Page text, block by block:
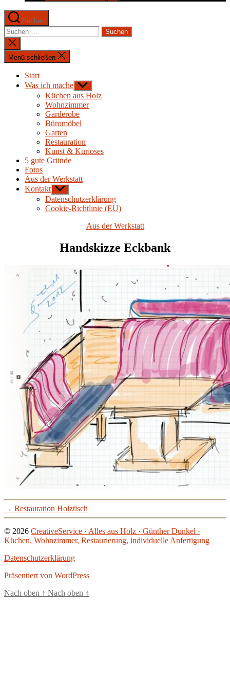
Suchen
Suchen
nach:
Suche
schließen
Menü schließen
Start
Was ich mache Untermenü
anzeigen
Küchen aus Holz
Wohnzimmer
Garderobe
Büromöbel
Garten
Restauration
Kunst & Kurioses
5 gute Gründe
Fotos
Aus der Werkstatt
Kontakt Untermenü
anzeigen
Datenschutzerklärung
Cookie-Richtlinie (EU)
Kategorien
Aus der Werkstatt
Handskizze Eckbank
→ Restauration Holztisch
© 2026 CreativeService · Alles aus Holz · Günther Dunkel ·
Küchen, Wohnzimmer, Restaurierung, individuelle Anfertigung
Datenschutzerklärung
Präsentiert von WordPress
Nach oben ↑ Nach oben ↑